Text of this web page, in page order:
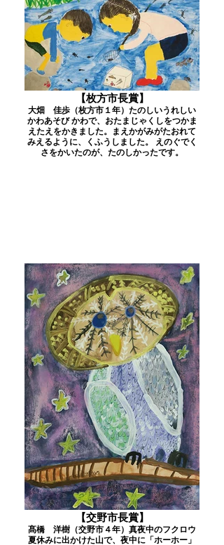
【枚方市長賞】
大畑 佳歩（枚方市１年）たのしいうれしい
かわあそび かわで、おたまじゃくしをつかま
えたえをかきました。まえかがみがたおれて
みえるように、くふうしました。 えのぐでく
さをかいたのが、たのしかったです。
【交野市長賞】
髙橋 洋樹（交野市４年）真夜中のフクロウ
夏休みに出かけた山で、夜中に「ホーホー」